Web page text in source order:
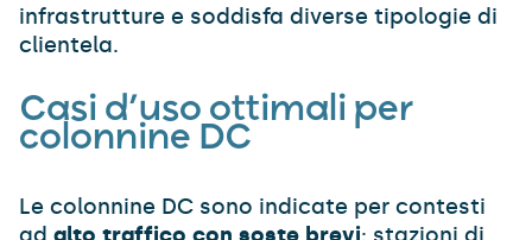
infrastrutture e soddisfa diverse tipologie di
clientela.
Casi d’uso ottimali per
colonnine DC
Le colonnine DC sono indicate per contesti